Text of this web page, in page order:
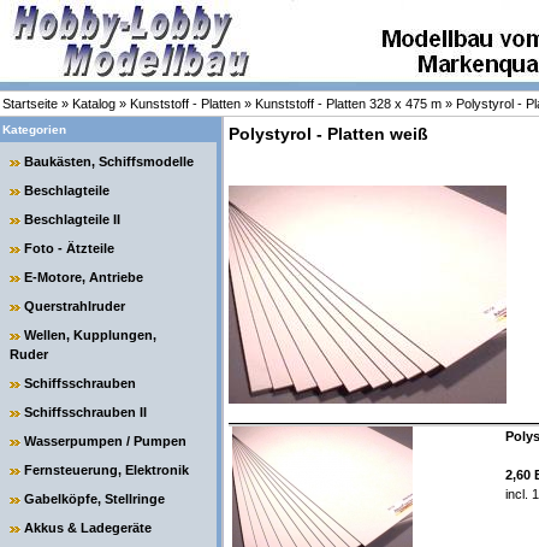
Startseite » Katalog » Kunststoff - Platten » Kunststoff - Platten 328 x 475 m » Polystyrol -
Kategorien
Baukästen, Schiffsmodelle
Beschlagteile
Beschlagteile II
Foto - Ätzteile
E-Motore, Antriebe
Querstrahlruder
Wellen, Kupplungen,
Ruder
Schiffsschrauben
Schiffsschrauben II
Wasserpumpen / Pumpen
Fernsteuerung, Elektronik
Gabelköpfe, Stellringe
Akkus & Ladegeräte
Polystyrol - Platten weiß
2,60
incl.